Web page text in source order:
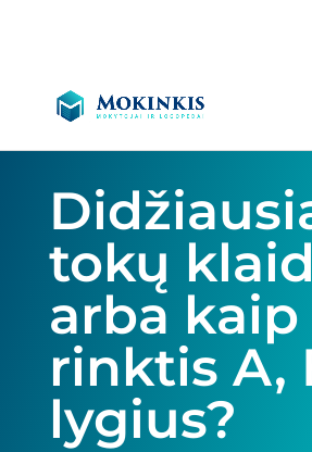
tokų
arba kaip
rinktis A,
lygius?